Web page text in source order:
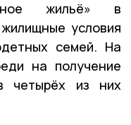
жильё» в
условия
семей. На
на получение
четырёх из них